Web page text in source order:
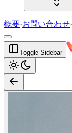
概要·お問い合わせ·
Toggle Sidebar